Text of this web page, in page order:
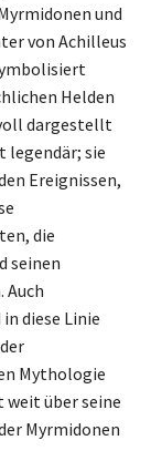
und
von Achilleus
Helden
dargestellt
legendär; sie
Ereignissen,
die
seinen
Auch
diese Linie
Mythologie
über seine
Myrmidonen